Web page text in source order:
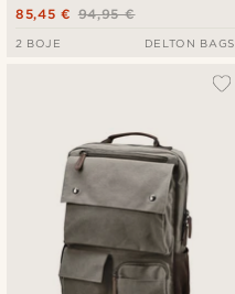
94,95 €
85,45 €
2 BOJE DELTON BAGS